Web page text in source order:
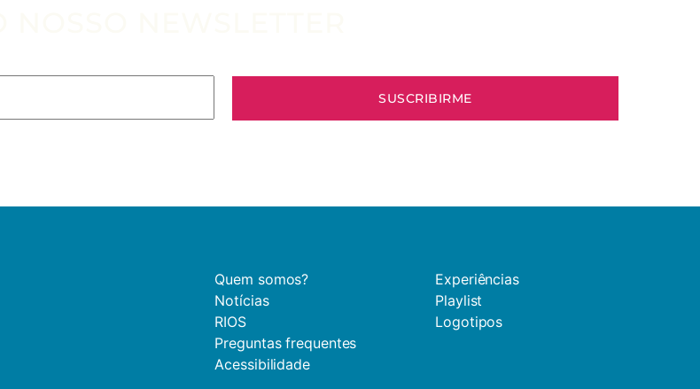
Quem somos?
Notícias
RIOS
Preguntas frequentes
Acessibilidade
Experiências
Playlist
Logotipos